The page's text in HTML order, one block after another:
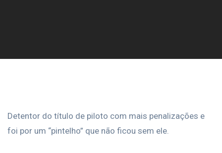
Detentor do título de piloto com mais penalizações e
foi por um “pintelho” que não ficou sem ele.